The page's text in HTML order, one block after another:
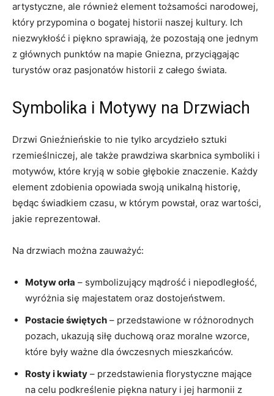
artystyczne, ale również element tożsamości narodowej,
który przypomina o bogatej historii naszej kultury. ⁤Ich
niezwykłość i piękno sprawiają, że pozostają one jednym​
z głównych punktów na ‌mapie Gniezna, przyciągając
turystów oraz pasjonatów historii z całego świata.
Symbolika i ⁣Motywy na Drzwiach
Drzwi Gnieźnieńskie to‌ nie tylko arcydzieło sztuki‌
rzemieślniczej, ale także prawdziwa skarbnica symboliki i
motywów, które kryją w sobie głębokie znaczenie. Każdy
element zdobienia opowiada ‌swoją unikalną historię,
będąc świadkiem czasu, ⁢w którym powstał, oraz wartości,
jakie reprezentował.
Na drzwiach​ można zauważyć:
Motyw orła – symbolizujący mądrość i niepodległość,
wyróżnia się majestatem oraz dostojeństwem.
Postacie świętych –⁤ przedstawione⁤ w różnorodnych
pozach, ukazują siłę duchową oraz moralne wzorce,
które były ważne dla ówczesnych mieszkańców.
Rosty i kwiaty – przedstawienia‌ florystyczne mające
na celu podkreślenie piękna natury i jej​ harmonii z